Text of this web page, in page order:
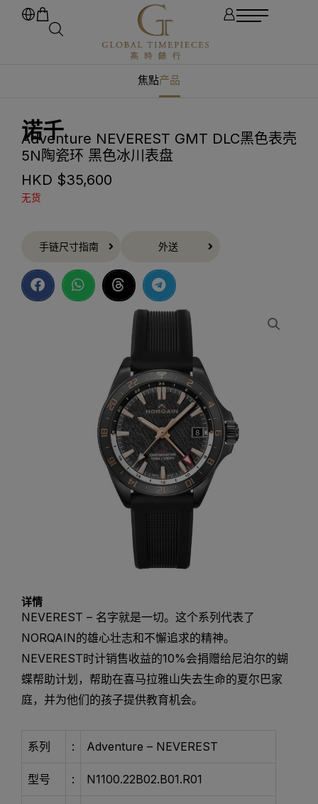
焦點产品
诺千
Adventure NEVEREST GMT DLC黑色表壳
5N陶瓷环 黑色冰川表盘
HKD $35,600
无货
手链尺寸指南 外送
详情
NEVEREST – 名字就是一切。这个系列代表了
NORQAIN的雄心壮志和不懈追求的精神。
NEVEREST时计销售收益的10%会捐赠给尼泊尔的蝴
蝶帮助计划，帮助在喜马拉雅山失去生命的夏尔巴家
庭，并为他们的孩子提供教育机会。
系列 : Adventure – NEVEREST
型号 : N1100.22B02.B01.R01